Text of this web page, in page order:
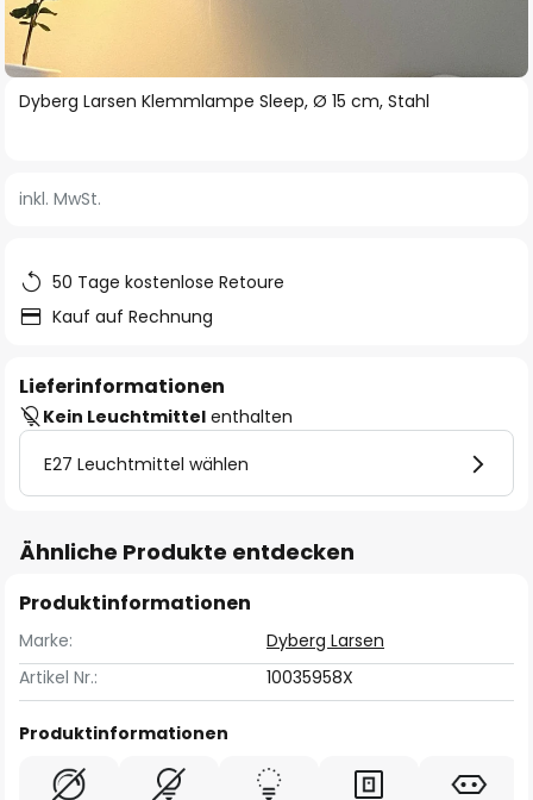
Zum
Anfang
springen
Dyberg Larsen Klemmlampe Sleep, Ø 15 cm, Stahl
inkl. MwSt.
50 Tage kostenlose Retoure
Kauf auf Rechnung
Lieferinformationen
Kein Leuchtmittel enthalten
E27 Leuchtmittel wählen
Ähnliche Produkte entdecken
Produktinformationen
Marke:
Dyberg Larsen
Artikel Nr.:
10035958X
Produktinformationen